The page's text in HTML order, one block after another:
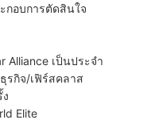
กอบการตัดสินใจ
Alliance เป็นประจำ
รกิจ/เฟิร์สคลาส
Elite